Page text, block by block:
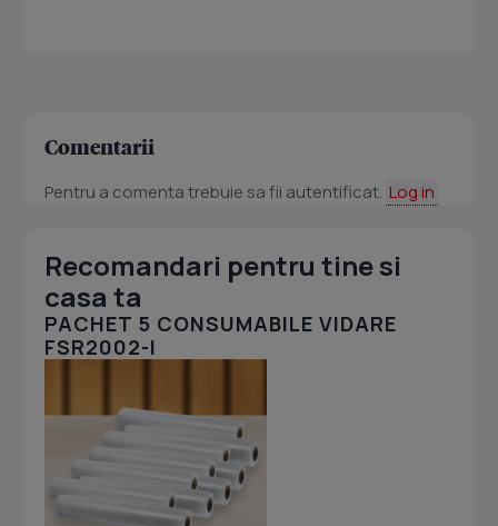
Comentarii
Pentru a comenta trebuie sa fii autentificat. Log in
Recomandari pentru tine si
casa ta
PACHET 5 CONSUMABILE VIDARE
FSR2002-I